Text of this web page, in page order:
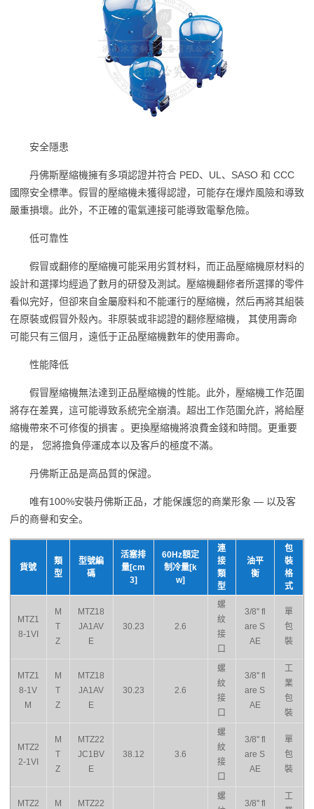
安全隱患
丹佛斯壓縮機擁有多項認證并符合 PED、UL、SASO 和 CCC
國際安全標準。假冒的壓縮機未獲得認證，可能存在爆炸風險和導致
嚴重損壞。此外，不正確的電氣連接可能導致電擊危險。
低可靠性
假冒或翻修的壓縮機可能采用劣質材料，而正品壓縮機原材料的
設計和選擇均經過了數月的研發及測試。壓縮機翻修者所選擇的零件
看似完好，但卻來自金屬廢料和不能運行的壓縮機，然后再將其組裝
在原裝或假冒外殼內。非原裝或非認證的翻修壓縮機， 其使用壽命
可能只有三個月，遠低于正品壓縮機數年的使用壽命。
性能降低
假冒壓縮機無法達到正品壓縮機的性能。此外，壓縮機工作范圍
將存在差異，這可能導致系統完全崩潰。超出工作范圍允許，將給壓
縮機帶來不可修復的損害 。更換壓縮機將浪費金錢和時間。更重要
的是， 您將擔負停運成本以及客戶的極度不滿。
丹佛斯正品是高品質的保證。
唯有100%安裝丹佛斯正品，才能保護您的商業形象 — 以及客
戶的商譽和安全。
貨號
類
型
型號編
碼
活塞排
量[cm
3]
60Hz額定
制冷量[k
w]
連
接
類
型
油平
衡
包
裝
格
式
MTZ1
8-1VI
M
T
Z
MTZ18
JA1AV
E
30.23 2.6
螺
紋
接
口
3/8'' fl
are S
AE
單
包
裝
MTZ1
8-1V
M
M
T
Z
MTZ18
JA1AV
E
30.23 2.6
螺
紋
接
口
3/8'' fl
are S
AE
工
業
包
裝
MTZ2
2-1VI
M
T
Z
MTZ22
JC1BV
E
38.12 3.6
螺
紋
接
口
3/8'' fl
are S
AE
單
包
裝
MTZ2 M MTZ22
螺
3/8'' fl
工